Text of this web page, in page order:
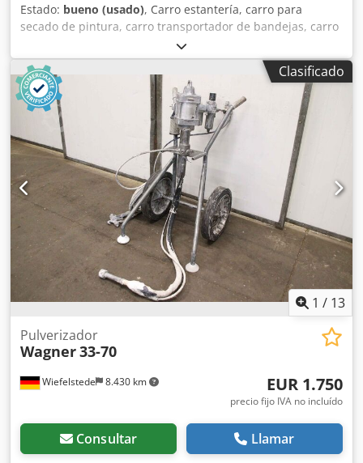
Estado: bueno (usado), Carro estantería, carro para
secado de pintura, carro transportador de bandejas, carro
de transporte, carro de pisos, carro con brazos de soporte
- Carro estantería: Carro para secado de pintura en versión
robusta con 16 niveles - Longitud total: 1200 mm -
Profundidad total: 700 mm - Altura total: 2000 mm -
Cantidad: 9 carros de transporte disponibles - Precio: por
unidad - Peso: 60 kg Dkedpfx Acjtr R Dbjler
Clasificado
1 / 13
Wiefelstede 8.430 km
Pulverizador
Wagner33-70
EUR 1.750
precio fijo IVA no incluído
Consultar Llamar